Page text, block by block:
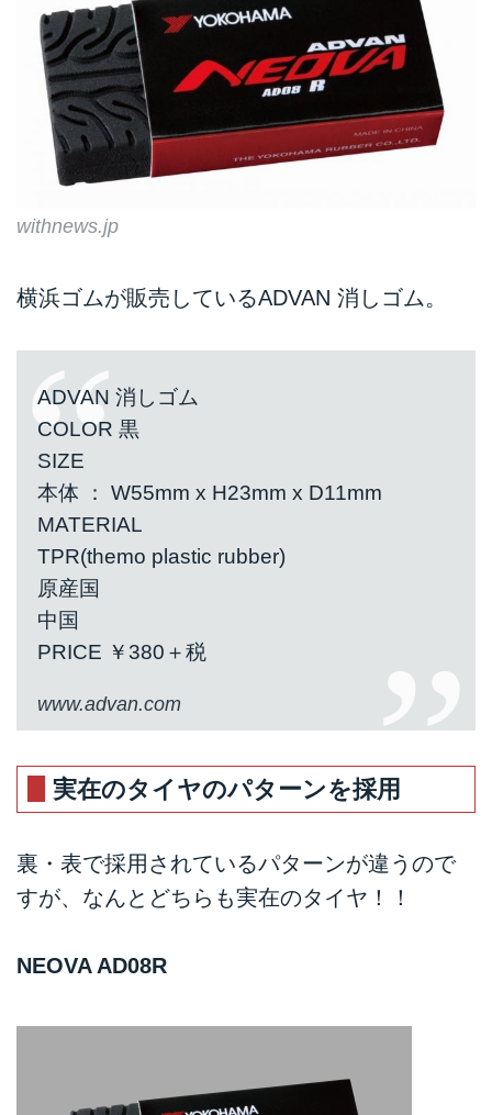
withnews.jp
横浜ゴムが販売しているADVAN 消しゴム。
ADVAN 消しゴム
COLOR 黒
SIZE
本体 ： W55mm x H23mm x D11mm
MATERIAL
TPR(themo plastic rubber)
原産国
中国
PRICE ￥380＋税
www.advan.com
実在のタイヤのパターンを採用
裏・表で採用されているパターンが違うので
すが、なんとどちらも実在のタイヤ！！
NEOVA AD08R